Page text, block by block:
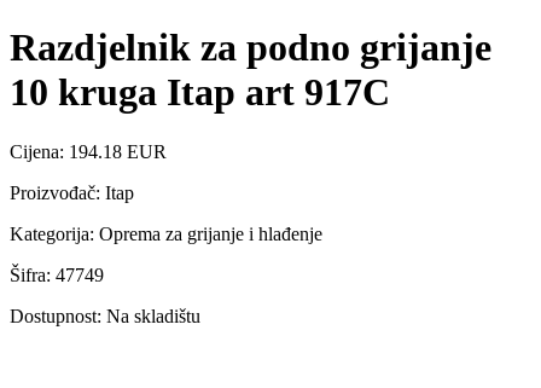
Razdjelnik za podno grijanje
10 kruga Itap art 917C
Cijena: 194.18 EUR
Proizvođač: Itap
Kategorija: Oprema za grijanje i hlađenje
Šifra: 47749
Dostupnost: Na skladištu